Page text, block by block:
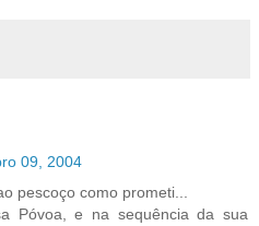
09, 2004
pescoço como prometi...
Póvoa, e na sequência da sua